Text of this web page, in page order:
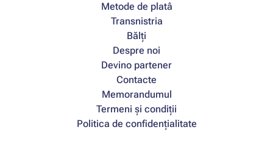
Metode de platâ
Transnistria
Bălți
Despre noi
Devino partener
Contacte
Memorandumul
Termeni și condiții
Politica de confidențialitate